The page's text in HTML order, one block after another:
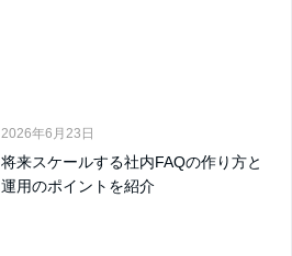
2026年6月23日
将来スケールする社内FAQの作り方と
運用のポイントを紹介